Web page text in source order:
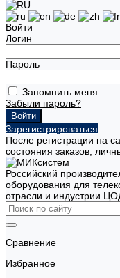
Войти
Логин
Пароль
Запомнить меня
Забыли пароль?
Зарегистрироваться
После регистрации на
состояния заказов,
Российский
оборудования для
отрасли и индустрии
Сравнение
Избранное